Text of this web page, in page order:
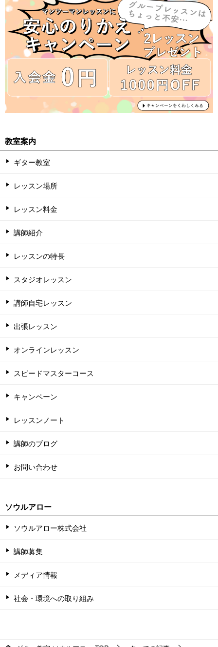
教室案内
ギター教室
レッスン場所
レッスン料金
講師紹介
レッスンの特長
スタジオレッスン
講師自宅レッスン
出張レッスン
オンラインレッスン
スピードマスターコース
キャンペーン
レッスンノート
講師のブログ
お問い合わせ
ソウルアロー
ソウルアロー株式会社
講師募集
メディア情報
社会・環境への取り組み